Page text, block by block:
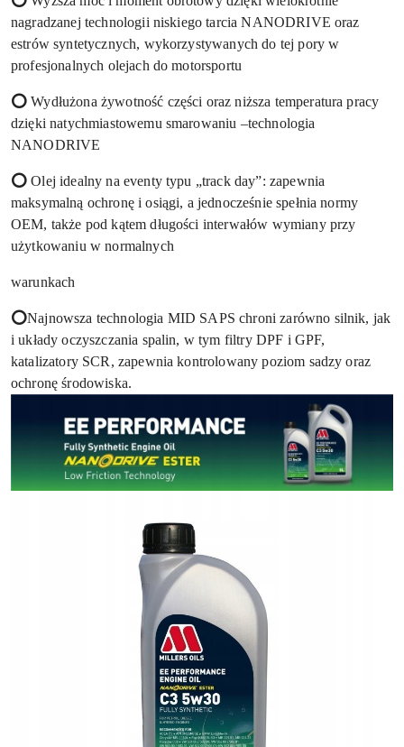
nagradzanej technologii niskiego tarcia NANODRIVE oraz
estrów syntetycznych, wykorzystywanych do tej pory w
profesjonalnych olejach do motorsportu
⭕ Wydłużona żywotność części oraz niższa temperatura pracy
dzięki natychmiastowemu smarowaniu –technologia
NANODRIVE
⭕ Olej idealny na eventy typu „track day”: zapewnia
maksymalną ochronę i osiągi, a jednocześnie spełnia normy
OEM, także pod kątem długości interwałów wymiany przy
użytkowaniu w normalnych
warunkach
⭕Najnowsza technologia MID SAPS chroni zarówno silnik, jak
i układy oczyszczania spalin, w tym filtry DPF i GPF,
katalizatory SCR, zapewnia kontrolowany poziom sadzy oraz
ochronę środowiska.